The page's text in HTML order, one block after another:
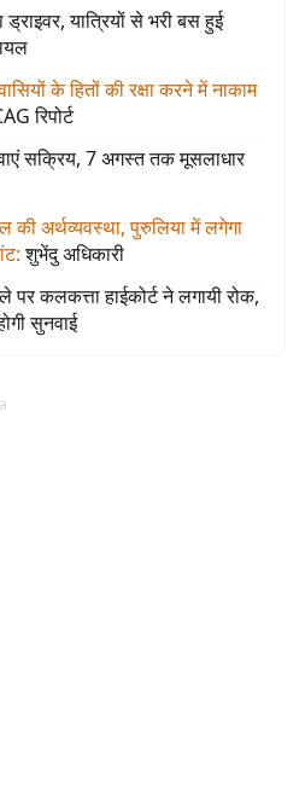
ड्राइवर, यात्रियों से भरी बस हुई
के हितों की रक्षा करने में नाकाम
रिपोर्ट
सक्रिय, 7 अगस्त तक मूसलाधार
की अर्थव्यवस्था, पुरुलिया में लगेगा
: शुभेंदु अधिकारी
पर कलकत्ता हाईकोर्ट ने लगायी रोक,
सुनवाई